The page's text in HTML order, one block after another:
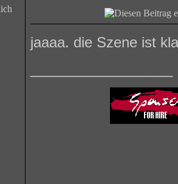
jaaaa. die Szene ist